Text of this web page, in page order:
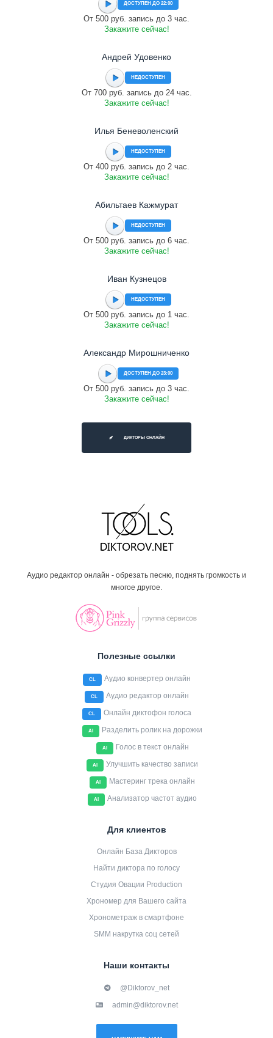
ДОСТУПЕН ДО 22:00
От 500 руб. запись до 3 час.
Закажите сейчас!
Андрей Удовенко
НЕДОСТУПЕН
От 700 руб. запись до 24 час.
Закажите сейчас!
Илья Беневоленский
НЕДОСТУПЕН
От 400 руб. запись до 2 час.
Закажите сейчас!
Абильтаев Кажмурат
НЕДОСТУПЕН
От 500 руб. запись до 6 час.
Закажите сейчас!
Иван Кузнецов
НЕДОСТУПЕН
От 500 руб. запись до 1 час.
Закажите сейчас!
Александр Мирошниченко
ДОСТУПЕН ДО 23:00
От 500 руб. запись до 3 час.
Закажите сейчас!
ДИКТОРЫ ОНЛАЙН
Аудио редактор онлайн - обрезать песню, поднять громкость и
многое другое.
Полезные ссылки
CL Аудио конвертер онлайн
CL Аудио редактор онлайн
CL Онлайн диктофон голоса
AI Разделить ролик на дорожки
AI Голос в текст онлайн
AI Улучшить качество записи
AI Мастеринг трека онлайн
AI Анализатор частот аудио
Для клиентов
Онлайн База Дикторов
Найти диктора по голосу
Студия Овации Production
Хрономер для Вашего сайта
Хронометраж в смартфоне
SMM накрутка соц сетей
Наши контакты
@Diktorov_net
admin@diktorov.net